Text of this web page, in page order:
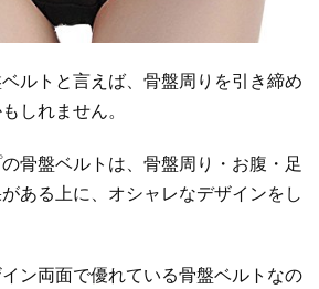
ルトと言えば、骨盤周りを引き締め
しれません。
骨盤ベルトは、骨盤周り・お腹・足
ある上に、オシャレなデザインをし
ン両面で優れている骨盤ベルトなの